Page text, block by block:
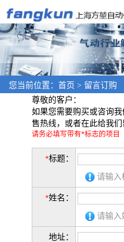
您当前位置： 首页 > 留言订购
尊敬的客户：
如果您需要购买或咨询
售热线，或者在此给我们
请务必填写带有*标志的项目
*标题：
请输入
*姓名：
请输入
地址：